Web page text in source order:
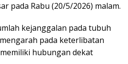
pada Rabu (20/5/2026) malam.
kejanggalan pada tubuh
pada keterlibatan
hubungan dekat